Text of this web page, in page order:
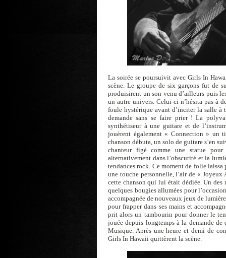
La soirée se poursuivit avec Girls In
scène. Le groupe de six garçons fut de
produisirent un son venu d’ailleurs puis
un autre univers. Celui-ci n’hésita pas à
foule hystérique avant d’inciter la salle à
demande sans se faire prier ! La
synthétiseur à une guitare et de
jouèrent également « Connection » un
chanson débuta, un solo de guitare s’en
chanteur figé comme une statue
alternativement dans l’obscurité et la
tendances rock. Ce moment de folie
une touche personnelle, l’air de «
cette chanson qui lui était dédiée. Un des
quelques bougies allumées pour
accompagnée de nouveaux jeux de
pour frapper dans ses mains et
prit alors un tambourin pour donner le
jouée depuis longtemps à la demande
Musique. Après une heure et demi de
Girls In Hawaii quittèrent la scène.